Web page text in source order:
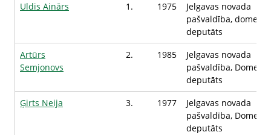
Uldis Ainārs
1. 1975
Jelgavas novada
pašvaldība, domes
deputāts
Artūrs
Semjonovs
2. 1985
Jelgavas novada
pašvaldība, Domes
deputāts
Ģirts Neija
3. 1977
Jelgavas novada
pašvaldība, Domes
deputāts